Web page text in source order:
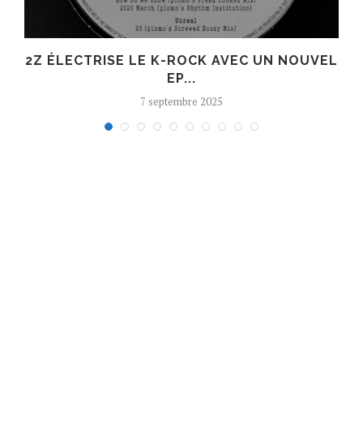
2Z ÉLECTRISE LE K-ROCK AVEC UN NOUVEL
EP...
7 septembre 2025